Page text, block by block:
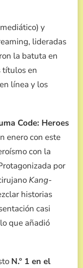
y
lideradas
la batuta en
títulos en
línea y los
Code: Heroes
enero con este
con la
por
Kang-
historias
casi
que añadió
N.º 1 en el